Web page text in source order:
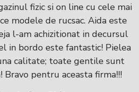
fizic si on line cu cele mai
modele de rucsac. Aida este
l-am achizitionat in decursul
in bordo este fantastic! Pielea
calitate; toate gentile sunt
Bravo pentru aceasta firma!!!